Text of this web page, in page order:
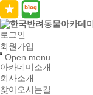
로그인
회원가입
Open menu
아카데미소개
회사소개
찾아오시는길